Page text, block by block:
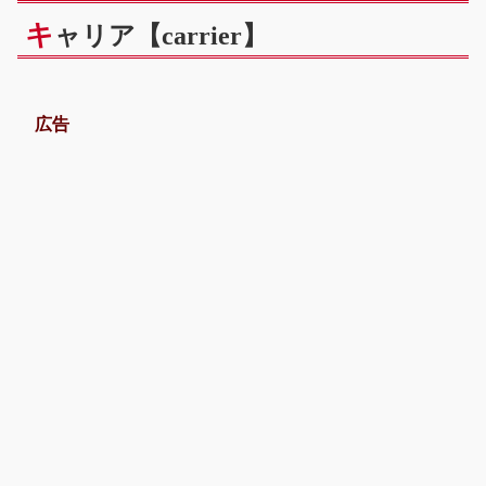
キ ャリア【carrier】
広告